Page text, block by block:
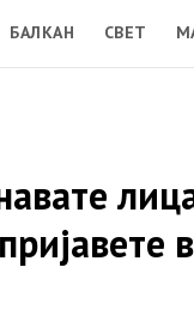
БАЛКАН СВЕТ